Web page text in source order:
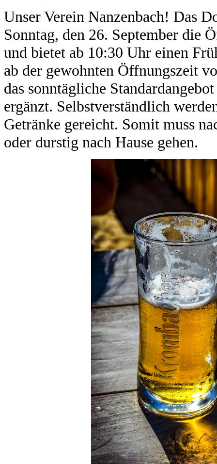
Unser Verein Nanzenbach! Das
Sonntag, den 26. September die
und bietet ab 10:30 Uhr einen
ab der gewohnten Öffnungszeit
das sonntägliche
ergänzt. Selbstverständlich
Getränke gereicht. Somit muss
oder durstig nach Hause gehen.